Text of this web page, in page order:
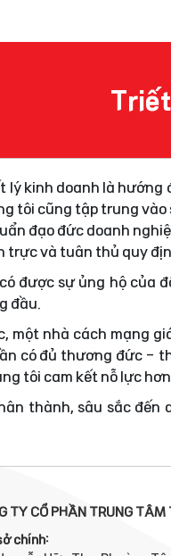
kinh doanh là
tôi cũng tập trung
đạo đức doanh
và tuân thủ quy
được sự ủng hộ
đầu.
một nhà cách mạng
có đủ thương đức
tôi cam kết nỗ lực
thành, sâu sắc
TY CỔ PHẦN TRUNG
chính: